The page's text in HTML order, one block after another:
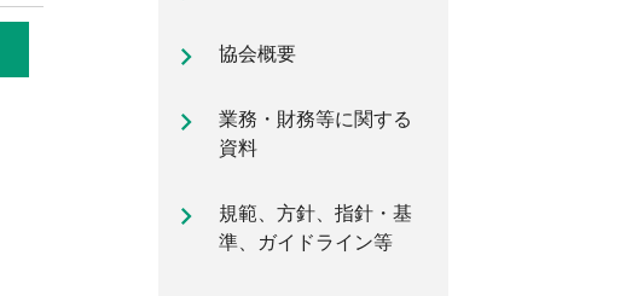
自動車保険のご加入時に知ってお
きたいポイント
協会概要
業務・財務等に関する
資料
規範、方針、指針・基
準、ガイドライン等